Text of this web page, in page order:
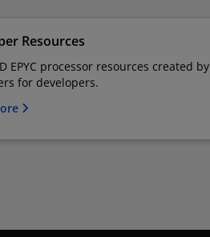
Resources
EPYC processor resources created by
for developers.